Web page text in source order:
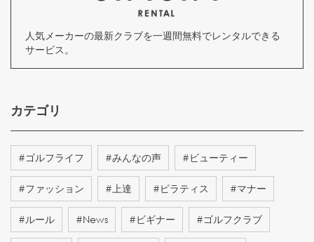
人気メーカーの最新クラブを一週間無料でレンタルできる
サービス。
カテゴリ
#ゴルフライフ #みんなの声 #ビューティー
#ファッション # 上達 #ピラティス #マナー
#ルール #News #ビギナー #ゴルフクラブ